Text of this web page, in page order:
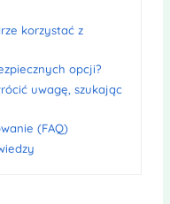
korzystać z
opcji?
uwagę, szukając
(FAQ)